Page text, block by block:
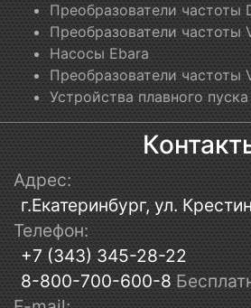
Преобразователи частоты
Преобразователи частоты
Насосы Ebara
Преобразователи частоты
Устройства плавного
Адрес:
г.Екатеринбург, ул.
Телефон:
+7 (343) 345-28-22
8-800-700-600-8